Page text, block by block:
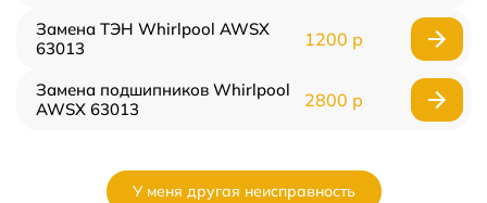
Замена ТЭН Whirlpool AWSX
63013
1200 р
Замена подшипников Whirlpool
AWSX 63013
2800 р
У меня другая неисправность